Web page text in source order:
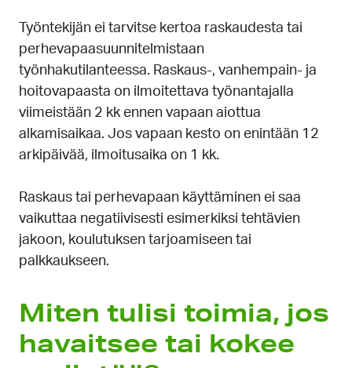
Työntekijän ei tarvitse kertoa raskaudesta tai
perhevapaasuunnitelmistaan
työnhakutilanteessa. Raskaus-, vanhempain- ja
hoitovapaasta on ilmoitettava työnantajalla
viimeistään 2 kk ennen vapaan aiottua
alkamisaikaa. Jos vapaan kesto on enintään 12
arkipäivää, ilmoitusaika on 1 kk.
Raskaus tai perhevapaan käyttäminen ei saa
vaikuttaa negatiivisesti esimerkiksi tehtävien
jakoon, koulutuksen tarjoamiseen tai
palkkaukseen.
Miten tulisi toimia, jos
havait­see tai kokee